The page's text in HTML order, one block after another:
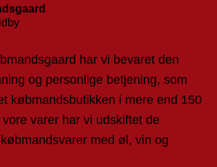
har vi bevaret den
og personlige betjening, som
købmandsbutikken i mere end 150
varer har vi udskiftet de
med øl, vin og